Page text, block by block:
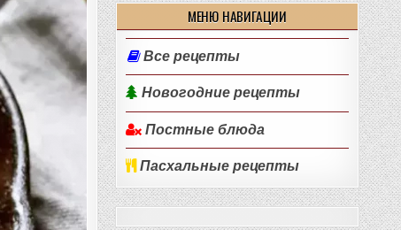
МЕНЮ НАВИГАЦИИ
Все рецепты
Новогодние рецепты
Постные блюда
Пасхальные рецепты